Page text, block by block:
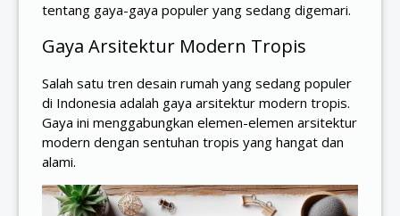
tentang gaya-gaya populer yang sedang digemari.
Gaya Arsitektur Modern Tropis
Salah satu tren desain rumah yang sedang populer
di Indonesia adalah gaya arsitektur modern tropis.
Gaya ini menggabungkan elemen-elemen arsitektur
modern dengan sentuhan tropis yang hangat dan
alami.